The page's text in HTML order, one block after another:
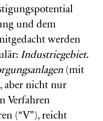
und dem
werden
Industriegebiet.
(mit
aber nicht nur
Verfahren
(“V”), reicht